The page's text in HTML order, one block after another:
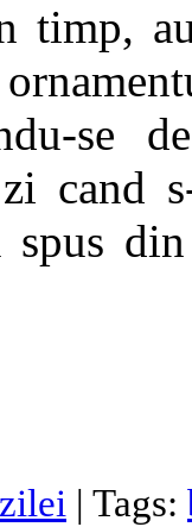
timp,
se
cand
spus
| Tags: